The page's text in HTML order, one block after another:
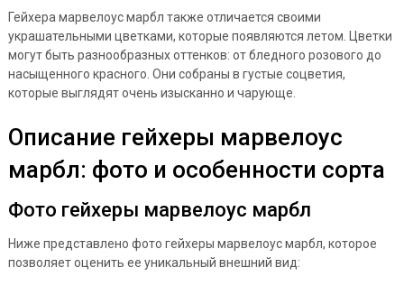
Гейхера марвелоус марбл также отличается своими
украшательными цветками, которые появляются летом. Цветки
могут быть разнообразных оттенков: от бледного розового до
насыщенного красного. Они собраны в густые соцветия,
которые выглядят очень изысканно и чарующе.
Описание гейхеры марвелоус
марбл: фото и особенности сорта
Фото гейхеры марвелоус марбл
Ниже представлено фото гейхеры марвелоус марбл, которое
позволяет оценить ее уникальный внешний вид: